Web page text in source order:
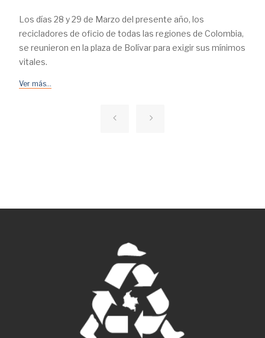
Los días 28 y 29 de Marzo del presente año, los
recicladores de oficio de todas las regiones de Colombia,
se reunieron en la plaza de Bolívar para exigir sus mínimos
vitales.
Ver más...